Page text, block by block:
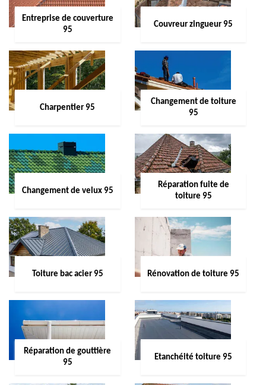
Entreprise de couverture
95
Couvreur zingueur 95
Charpentier 95
Changement de toiture
95
Changement de velux 95
Réparation fuite de
toiture 95
Toiture bac acier 95 Rénovation de toiture 95
Réparation de gouttière
95
Etanchéité toiture 95